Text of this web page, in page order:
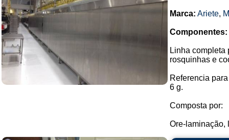
Marca: Ariete,
Componentes:
Linha completa
rosquinhas e
Referencia
6 g.
Composta por:
Ore-laminação,